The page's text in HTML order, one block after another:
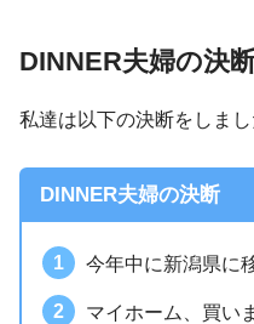
DINNER夫婦の決
私達は以下の決断をしま
DINNER夫婦の決断
今年中に新潟県に
マイホーム、買い